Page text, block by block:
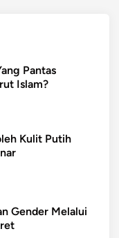
Pantas
Islam?
Kulit Putih
Gender Melalui